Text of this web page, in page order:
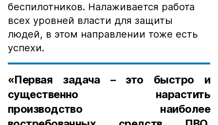
беспилотников. Налаживается работа
всех уровней власти для защиты
людей, в этом направлении тоже есть
успехи.
«Первая задача – это быстро и
существенно нарастить
производство наиболее